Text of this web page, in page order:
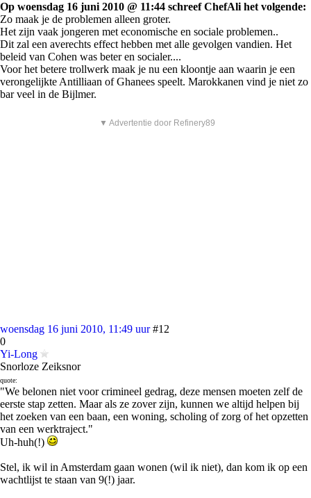
Op woensdag 16 juni 2010 @ 11:44 schreef ChefAli het volgende:
Zo maak je de problemen alleen groter.
Het zijn vaak jongeren met economische en sociale problemen..
Dit zal een averechts effect hebben met alle gevolgen vandien. Het
beleid van Cohen was beter en socialer....
Voor het betere trollwerk maak je nu een kloontje aan waarin je een
verongelijkte Antilliaan of Ghanees speelt. Marokkanen vind je niet zo
bar veel in de Bijlmer.
▼ Advertentie door Refinery89
woensdag 16 juni 2010, 11:49 uur #12
0
Yi-Long
Snorloze Zeiksnor
quote:
"We belonen niet voor crimineel gedrag, deze mensen moeten zelf de
eerste stap zetten. Maar als ze zover zijn, kunnen we altijd helpen bij
het zoeken van een baan, een woning, scholing of zorg of het opzetten
van een werktraject."
Uh-huh(!)
Stel, ik wil in Amsterdam gaan wonen (wil ik niet), dan kom ik op een
wachtlijst te staan van 9(!) jaar.